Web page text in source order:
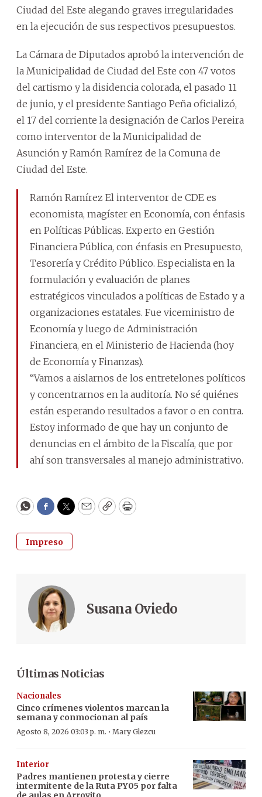
Ciudad del Este alegando graves irregularidades
en la ejecución de sus respectivos presupuestos.
La Cámara de Diputados aprobó la intervención de
la Municipalidad de Ciudad del Este con 47 votos
del cartismo y la disidencia colorada, el pasado 11
de junio, y el presidente Santiago Peña oficializó,
el 17 del corriente la designación de Carlos Pereira
como interventor de la Municipalidad de
Asunción y Ramón Ramírez de la Comuna de
Ciudad del Este.
Ramón Ramírez El interventor de CDE es
economista, magíster en Economía, con énfasis
en Políticas Públicas. Experto en Gestión
Financiera Pública, con énfasis en Presupuesto,
Tesorería y Crédito Público. Especialista en la
formulación y evaluación de planes
estratégicos vinculados a políticas de Estado y a
organizaciones estatales. Fue viceministro de
Economía y luego de Administración
Financiera, en el Ministerio de Hacienda (hoy
de Economía y Finanzas).
“Vamos a aislarnos de los entretelones políticos
y concentrarnos en la auditoría. No sé quiénes
están esperando resultados a favor o en contra.
Estoy informado de que hay un conjunto de
denuncias en el ámbito de la Fiscalía, que por
ahí son transversales al manejo administrativo.
WhatsApp
Facebook
Twitter
EmailCopyPrint
Impreso
Susana Oviedo
Últimas Noticias
Nacionales
Cinco crímenes violentos marcan la
semana y conmocionan al país
Agosto 8, 2026 03:03 p. m. · Mary Glezcu
Interior
Padres mantienen protesta y cierre
intermitente de la Ruta PY05 por falta